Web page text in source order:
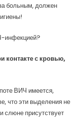
больным, должен
инфекцией?
контакте с кровью,
ВИЧ имеется,
что эти выделения не
слюне присутствует